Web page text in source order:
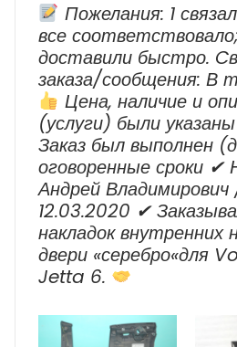
Пожелания: 1
все
доставили быстро.
заказа/сообщения: В
Цена, наличие и
(услуги) были
Заказ был выполнен
оговоренные сроки ✔
Андрей
12.03.2020 ✔
накладок внутренних
двери «серебро«для
Jetta 6.